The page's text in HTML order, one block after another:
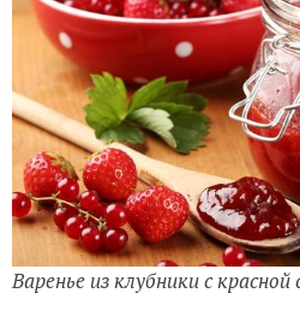
Варенье из клубники с